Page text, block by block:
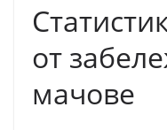
от
мачове